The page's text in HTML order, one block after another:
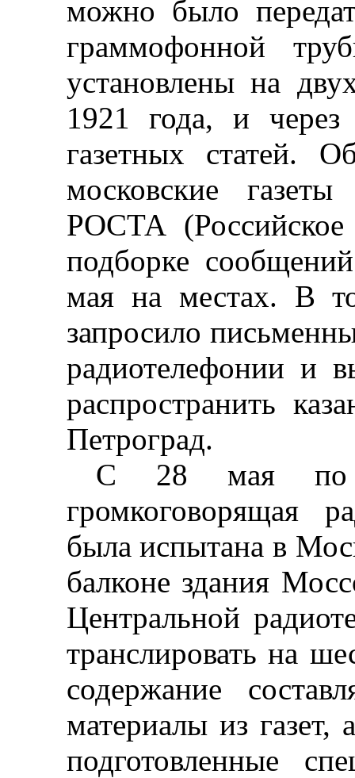
можно было
граммофонной
установлены на
1921 года, и через
газетных статей.
московские
РОСТА (Российское
подборке
мая на местах. В
запросило
радиотелефонии и
распространить
Петроград.
С 28 мая по
громкоговорящая
была испытана в
балконе здания
Центральной
транслировать на
содержание
материалы из
подготовленные